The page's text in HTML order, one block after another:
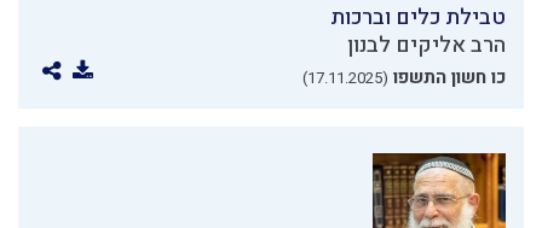
טבילת כלים וברכות
הרב אליקים לבנון
כו חשון התשפו (17.11.2025)